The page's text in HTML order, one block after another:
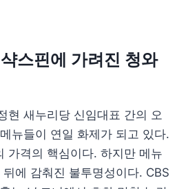
스핀에 가려진 청와
현 새누리당 신임대표 간의 오
뉴들이 연일 화제가 되고 있다.
가격의 핵심이다. 하지만 메뉴
에 감춰진 불투명성이다. CBS